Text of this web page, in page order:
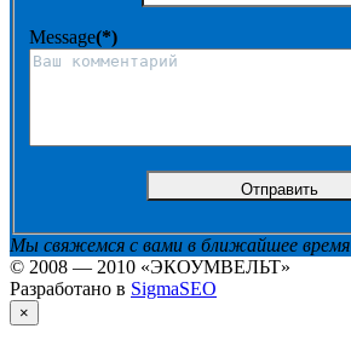
Message(*)
Мы свяжемся с вами в ближайшее время
© 2008 — 2010 «ЭКОУМВЕЛЬТ»
Разработано в SigmaSEO
×